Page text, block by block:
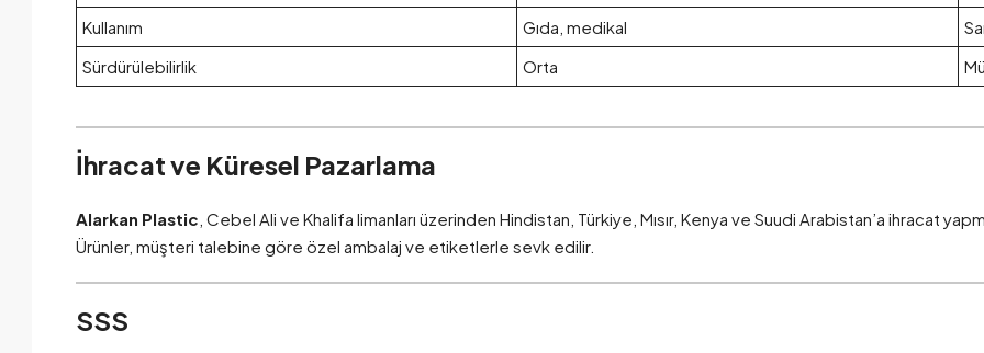
Kullanım
Gıda, medikal
Sürdürülebilirlik
Orta
İhracat ve Küresel Pazarlama
Alarkan Plastic , Cebel Ali ve Khalifa limanları üzerinden Hindistan, Türkiye, Mısır, Kenya ve Suudi Arabistan’a ihracat
Ürünler, müşteri talebine göre özel ambalaj ve etiketlerle sevk edilir.
SSS